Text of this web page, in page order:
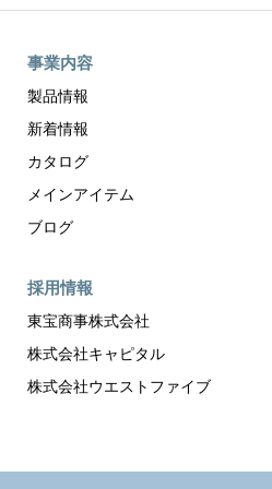
事業内容
製品情報
新着情報
カタログ
メインアイテム
ブログ
採用情報
東宝商事株式会社
株式会社キャピタル
株式会社ウエストファイブ